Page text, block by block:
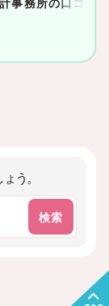
う。
検索